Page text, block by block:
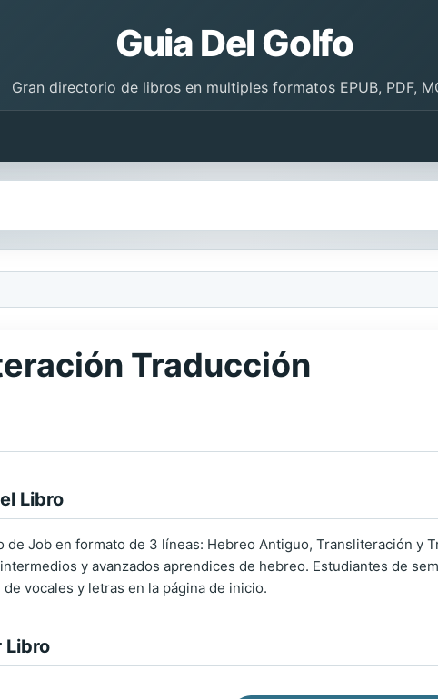
Guia Del Golfo
Gran directorio de libros en multiples formatos EPUB, PDF,
Traducción
Libro
de Job en formato de 3 líneas: Hebreo Antiguo, Transliteración y
y avanzados aprendices de hebreo. Estudiantes de
vocales y letras en la página de inicio.
Libro